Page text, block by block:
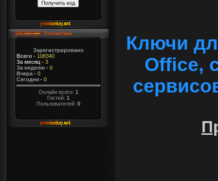
Статистика
Зарегистрировано
Всего- 108340
За месяц - 3
За неделю- 0
Вчера- 0
Сегодня- 0
Онлайн всего: 1
Гостей: 1
Пользователей: 0
Ключи
Office,